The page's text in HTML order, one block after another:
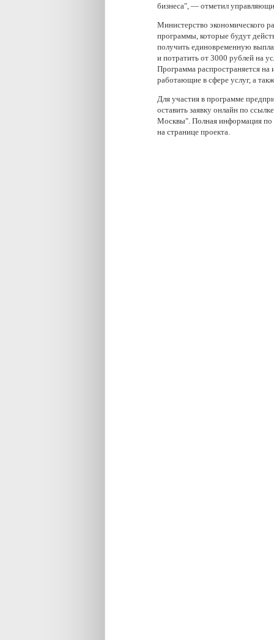
бизнеса", — отметил
Министерство экономического
программы, которые будут
получить единовременную
и потратить от 3000 рублей на
Программа распространяется
работающие в сфере услуг, а
Для участия в программе
оставить заявку онлайн по
Москвы". Полная информация по
на странице проекта.